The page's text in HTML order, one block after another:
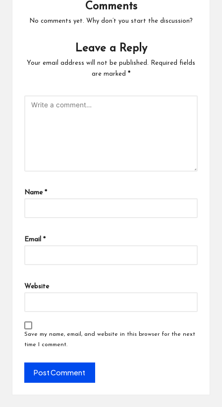
Comments
No comments yet. Why don’t you start the discussion?
Leave a Reply
Your email address will not be published.
Required fields
are marked *
Name *
Email *
Website
Save my name, email, and website in this browser for the next
time I comment.